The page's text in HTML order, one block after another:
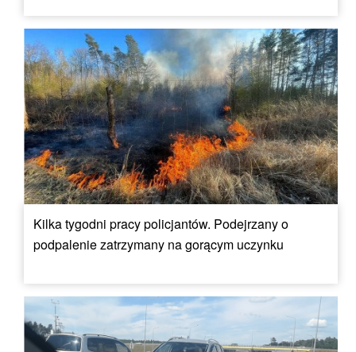
Kilka tygodni pracy policjantów. Podejrzany o
podpalenie zatrzymany na gorącym uczynku